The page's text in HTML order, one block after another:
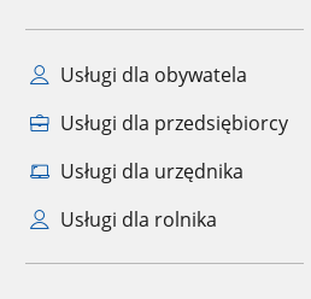
Usługi dla obywatela
Usługi dla przedsiębiorcy
Usługi dla urzędnika
Usługi dla rolnika